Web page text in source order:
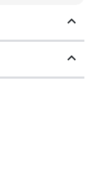
chat.
soif,